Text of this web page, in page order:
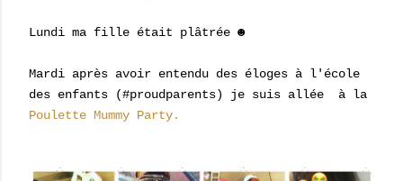
Lundi ma fille était plâtrée ☻
Mardi après avoir entendu des éloges à l'école
des enfants (#proudparents) je suis allée à la
Poulette Mummy Party.